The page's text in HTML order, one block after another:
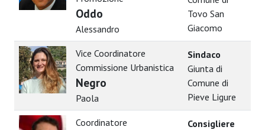
Oddo
Alessandro
Tovo San
Giacomo
Vice Coordinatore
Commissione Urbanistica
Negro
Paola
Sindaco
Giunta di
Comune di
Pieve Ligure
Coordinatore
Consigliere